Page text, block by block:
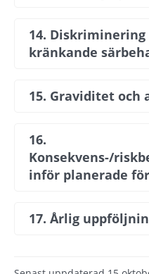
14. Diskriminering
kränkande
15. Graviditet och
16.
Konsekvens-/
inför planerade
17. Årlig